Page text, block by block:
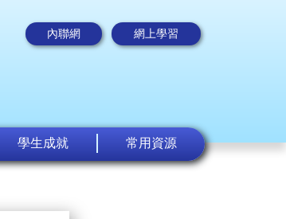
內聯網 網上學習
學生成就 常用資源